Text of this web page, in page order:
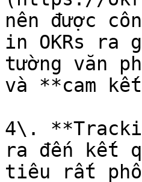
nên được
in OKRs ra
tường văn
và **cam
4\.
ra đến kết
tiêu rất